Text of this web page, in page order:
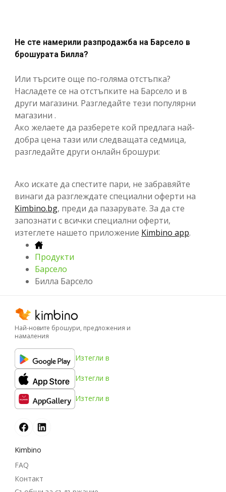
Не сте намерили разпродажба на Барсело в
брошурата Билла?
Или търсите още по-голяма отстъпка?
Насладете се на отстъпките на Барсело и в
други магазини. Разгледайте тези популярни
магазини .
Ако желаете да разберете кой предлага най-
добра цена тази или следващата седмица,
разгледайте други онлайн брошури:
Ако искате да спестите пари, не забравяйте
винаги да разглеждате специални оферти на
Kimbino.bg, преди да пазарувате. За да сте
запознати с всички специални оферти,
изтеглете нашето приложение Kimbino app.
Продукти
Барсело
Билла Барсело
Най-новите брошури, предложения и
намаления
Изтегли в
Изтегли в
Изтегли в
Kimbino
FAQ
Контакт